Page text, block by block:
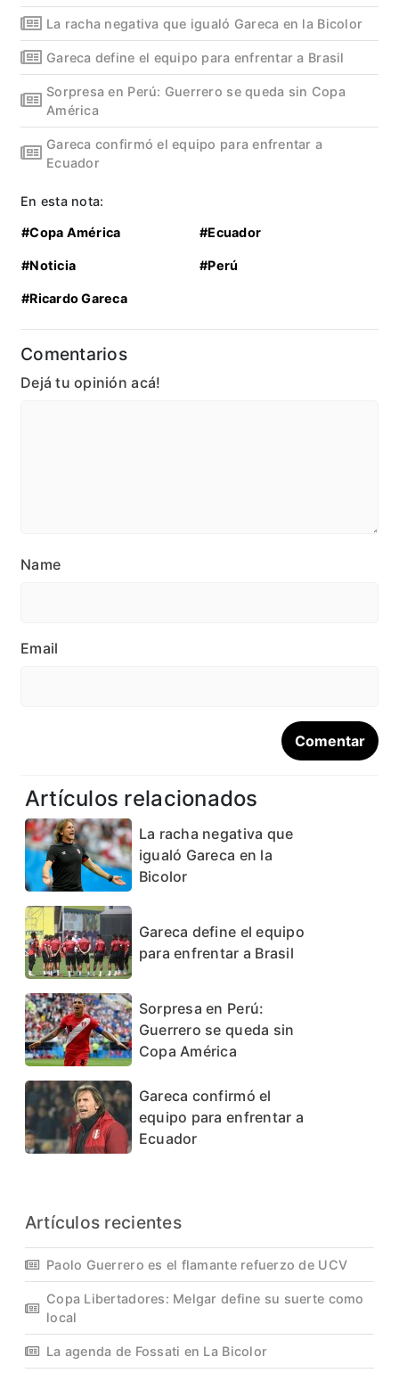
La racha negativa que igualó Gareca en la Bicolor
Gareca define el equipo para enfrentar a Brasil
Sorpresa en Perú: Guerrero se queda sin Copa
América
Gareca confirmó el equipo para enfrentar a
Ecuador
En esta nota:
#Copa América #Ecuador
#Noticia #Perú
#Ricardo Gareca
Comentarios
Dejá tu opinión acá!
Name
Email
Artículos relacionados
La racha negativa que
igualó Gareca en la
Bicolor
Gareca define el equipo
para enfrentar a Brasil
Sorpresa en Perú:
Guerrero se queda sin
Copa América
Gareca confirmó el
equipo para enfrentar a
Ecuador
Artículos recientes
Paolo Guerrero es el flamante refuerzo de UCV
Copa Libertadores: Melgar define su suerte como
local
La agenda de Fossati en La Bicolor